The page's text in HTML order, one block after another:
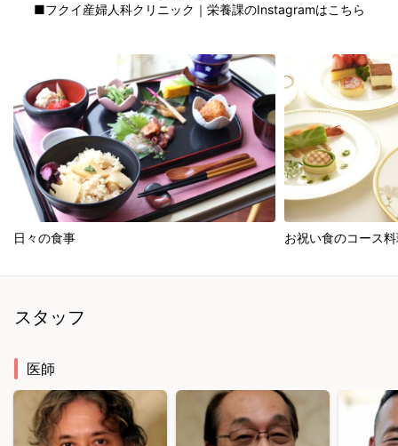
■フクイ産婦人科クリニック｜栄養課のInstagramはこちら
日々の食事 お祝い食のコース
スタッフ
医師